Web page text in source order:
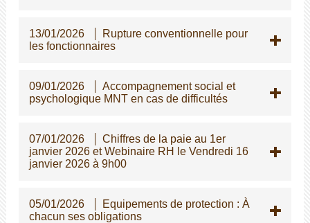
13/01/2026
Rupture conventionnelle pour
les fonctionnaires
09/01/2026
Accompagnement social et
psychologique MNT en cas de difficultés
07/01/2026
Chiffres de la paie au 1er
janvier 2026 et Webinaire RH le Vendredi 16
janvier 2026 à 9h00
05/01/2026
Equipements de protection : À
chacun ses obligations